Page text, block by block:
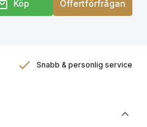
Köp Offertförfrågan
Snabb & personlig service